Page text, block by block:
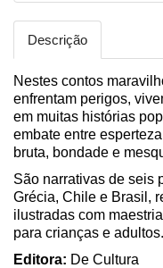
Descrição
Nestes contos
enfrentam perigos,
em muitas histórias
embate entre
bruta, bondade e
São narrativas de seis
Grécia, Chile e Brasil,
ilustradas com
para crianças e adultos.
Editora: De Cultura